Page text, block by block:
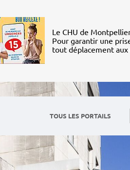
Le CHU de
Pour garantir une
tout déplacement aux
TOUS LES PORTAILS